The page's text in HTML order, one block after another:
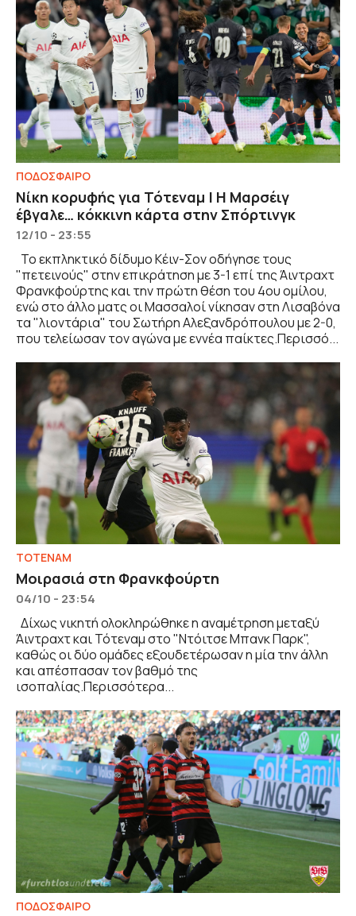
ΠΟΔΟΣΦΑΙΡΟ
Νίκη κορυφής για Τότεναμ | Η Μαρσέιγ
έβγαλε… κόκκινη κάρτα στην Σπόρτινγκ
12/10 - 23:55
Το εκπληκτικό δίδυμο Κέιν-Σον οδήγησε τους
"πετεινούς" στην επικράτηση με 3-1 επί της Άιντραχτ
Φρανκφούρτης και την πρώτη θέση του 4ου ομίλου,
ενώ στο άλλο ματς οι Μασσαλοί νίκησαν στη Λισαβόνα
τα "λιοντάρια" του Σωτήρη Αλεξανδρόπουλου με 2-0,
που τελείωσαν τον αγώνα με εννέα παίκτες.Περισσό...
ΤΟΤΕΝΑΜ
Μοιρασιά στη Φρανκφούρτη
04/10 - 23:54
Δίχως νικητή ολοκληρώθηκε η αναμέτρηση μεταξύ
Άιντραχτ και Τότεναμ στο "Ντόιτσε Μπανκ Παρκ",
καθώς οι δύο ομάδες εξουδετέρωσαν η μία την άλλη
και απέσπασαν τον βαθμό της
ισοπαλίας.Περισσότερα...
ΠΟΔΟΣΦΑΙΡΟ